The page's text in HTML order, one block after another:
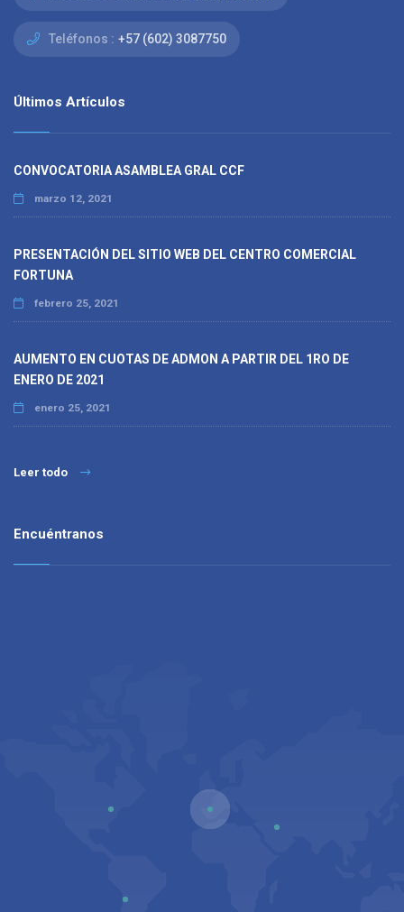
Teléfonos : +57 (602) 3087750
Últimos Artículos
CONVOCATORIA ASAMBLEA GRAL CCF
marzo 12, 2021
PRESENTACIÓN DEL SITIO WEB DEL CENTRO COMERCIAL
FORTUNA
febrero 25, 2021
AUMENTO EN CUOTAS DE ADMON A PARTIR DEL 1RO DE
ENERO DE 2021
enero 25, 2021
Leer todo
Encuéntranos